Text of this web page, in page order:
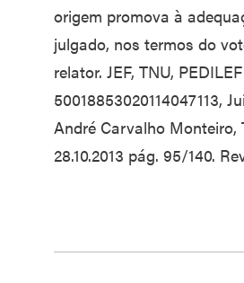
origem promova à
julgado, nos termos do
relator. JEF, TNU, PEDILEF
50018853020114047113,
André Carvalho Monteiro,
28.10.2013 pág. 95/140.